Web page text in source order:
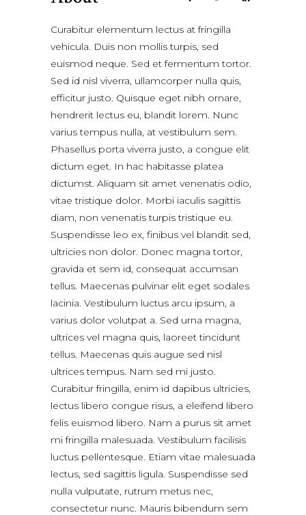
Curabitur elementum lectus at fringilla
vehicula. Duis non mollis turpis, sed
euismod neque. Sed et fermentum tortor.
Sed id nisl viverra, ullamcorper nulla quis,
efficitur justo. Quisque eget nibh ornare,
hendrerit lectus eu, blandit lorem. Nunc
varius tempus nulla, at vestibulum sem.
Phasellus porta viverra justo, a congue elit
dictum eget. In hac habitasse platea
dictumst. Aliquam sit amet venenatis odio,
vitae tristique dolor. Morbi iaculis sagittis
diam, non venenatis turpis tristique eu.
Suspendisse leo ex, finibus vel blandit sed,
ultricies non dolor. Donec magna tortor,
gravida et sem id, consequat accumsan
tellus. Maecenas pulvinar elit eget sodales
lacinia. Vestibulum luctus arcu ipsum, a
varius dolor volutpat a. Sed urna magna,
ultrices vel magna quis, laoreet tincidunt
tellus. Maecenas quis augue sed nisl
ultrices tempus. Nam sed mi justo.
Curabitur fringilla, enim id dapibus ultricies,
lectus libero congue risus, a eleifend libero
felis euismod libero. Nam a purus sit amet
mi fringilla malesuada. Vestibulum facilisis
luctus pellentesque. Etiam vitae malesuada
lectus, sed sagittis ligula. Suspendisse sed
nulla vulputate, rutrum metus nec,
consectetur nunc. Mauris bibendum sem